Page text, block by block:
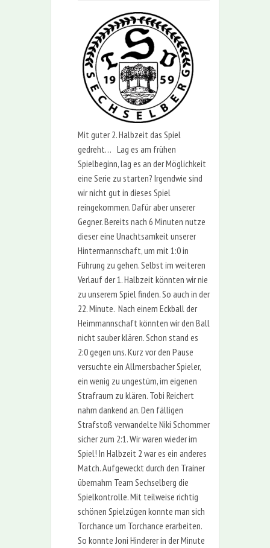
Mit guter 2. Halbzeit das Spiel
gedreht… Lag es am frühen
Spielbeginn, lag es an der Möglichkeit
eine Serie zu starten? Irgendwie sind
wir nicht gut in dieses Spiel
reingekommen. Dafür aber unserer
Gegner. Bereits nach 6 Minuten nutze
dieser eine Unachtsamkeit unserer
Hintermannschaft, um mit 1:0 in
Führung zu gehen. Selbst im weiteren
Verlauf der 1. Halbzeit könnten wir nie
zu unserem Spiel finden. So auch in der
22. Minute. Nach einem Eckball der
Heimmannschaft könnten wir den Ball
nicht sauber klären. Schon stand es
2:0 gegen uns. Kurz vor den Pause
versuchte ein Allmersbacher Spieler,
ein wenig zu ungestüm, im eigenen
Strafraum zu klären. Tobi Reichert
nahm dankend an. Den fälligen
Strafstoß verwandelte Niki Schommer
sicher zum 2:1. Wir waren wieder im
Spiel! In Halbzeit 2 war es ein anderes
Match. Aufgeweckt durch den Trainer
übernahm Team Sechselberg die
Spielkontrolle. Mit teilweise richtig
schönen Spielzügen konnte man sich
Torchance um Torchance erarbeiten.
So konnte Joni Hinderer in der Minute